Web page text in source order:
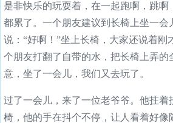
是非快乐的玩耍着，在一起跑啊，跳啊
都累了。一个朋友建议到长椅上坐一会
说：“好啊！”坐上长椅，大家还说着刚
个朋友打翻了自带的水，把长椅上弄的
意，坐了一会儿，我们又去玩了。
过了一会儿，来了一位老爷爷。他拄着
椅，他的手在抖个不停，让人看着好像